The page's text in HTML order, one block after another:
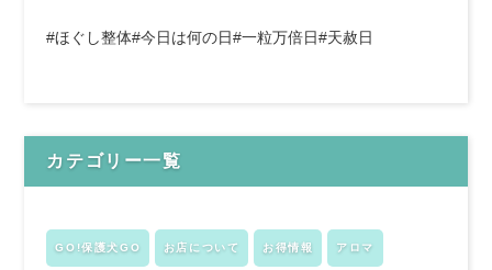
#ほぐし整体#今日は何の日#一粒万倍日#天赦日
カテゴリー一覧
GO!保護犬GO お店について お得情報 アロマ